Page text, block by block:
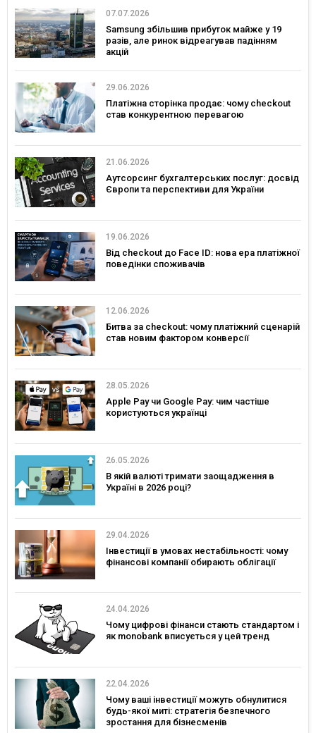
07.07.2026
Samsung збільшив прибуток майже у 19
разів, але ринок відреагував падінням
акцій
29.06.2026
Платіжна сторінка продає: чому checkout
став конкурентною перевагою
21.06.2026
Аутсорсинг бухгалтерських послуг: досвід
Європи та перспективи для України
19.06.2026
Від checkout до Face ID: нова ера платіжної
поведінки споживачів
12.06.2026
Битва за checkout: чому платіжний сценарій
став новим фактором конверсії
28.05.2026
Apple Pay чи Google Pay: чим частіше
користуються українці
26.05.2026
В якій валюті тримати заощадження в
Україні в 2026 році?
29.04.2026
Інвестиції в умовах нестабільності: чому
фінансові компанії обирають облігації
24.04.2026
Чому цифрові фінанси стають стандартом і
як monobank вписується у цей тренд
22.04.2026
Чому ваші інвестиції можуть обнулитися
будь-якої миті: стратегія безпечного
зростання для бізнесменів